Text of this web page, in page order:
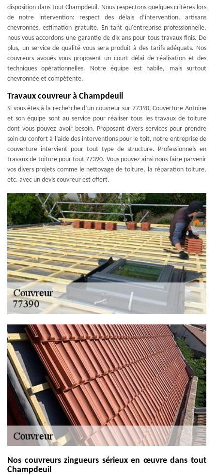
disposition dans tout Champdeuil. Nous respectons quelques critères lors
de notre intervention: respect des délais d’intervention, artisans
chevronnés, estimation gratuite. En tant qu'entreprise professionnelle,
nous vous accordons une garantie de dix ans pour tous travaux finis. De
plus, un service de qualité vous sera produit à des tarifs adéquats. Nos
couvreurs avoués vous proposent un court délai de réalisation et des
techniques opérationnelles. Notre équipe est habile, mais surtout
chevronnée et compétente.
Travaux couvreur à Champdeuil
Si vous êtes à la recherche d’un couvreur sur 77390, Couverture Antoine
et son équipe sont au service pour réaliser tous les travaux de toiture
dont vous pouvez avoir besoin. Proposant divers services pour prendre
soin du confort à l’aide des interventions pour le toit, notre entreprise de
couverture intervient pour tout type de structure. Professionnels en
travaux de toiture pour tout 77390. Vous pouvez ainsi nous faire parvenir
vos divers projets comme le nettoyage de toiture, la réparation toiture,
etc. avec un devis couvreur est offert.
Nos couvreurs zingueurs sérieux en œuvre dans tout
Champdeuil